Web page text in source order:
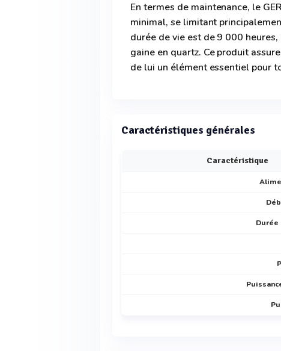
En termes de maintenance, le
minimal, se limitant
durée de vie est de 9 000
gaine en quartz. Ce produit
de lui un élément essentiel pour
Caractéristiques générales
Caractéristique
Durée